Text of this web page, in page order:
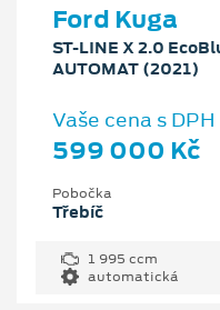
Ford Kuga
ST-LINE X 2.0
AUTOMAT (2021)
Vaše cena s DPH
599 000 Kč
Pobočka
Třebíč
1 995 ccm
automatická